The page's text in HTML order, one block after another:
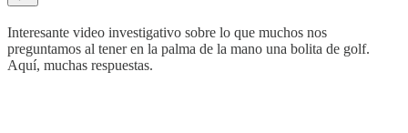
Interesante video investigativo sobre lo que muchos nos
preguntamos al tener en la palma de la mano una bolita de golf.
Aquí, muchas respuestas.